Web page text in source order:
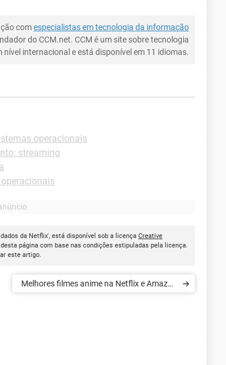
comespecialistas em tecnologia da informação
do CCM.net. CCM é um site sobre tecnologia
nível internacional e está disponível em 11 idiomas.
operacionais
streaming
da Netflix', está disponível sob a licença Creative
página com base nas condições estipuladas pela licença.
este artigo.
Melhores filmes anime na Netflix e Amazon